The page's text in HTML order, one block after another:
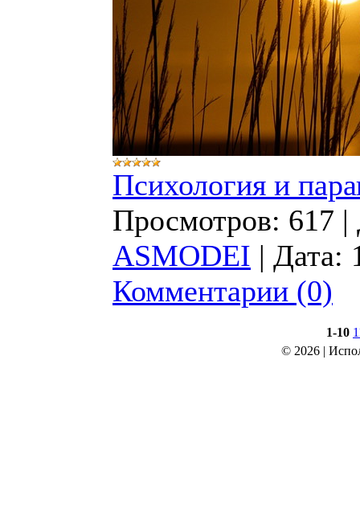
Психология и
Просмотров: 617 |
ASMODEI | Дата:
Комментарии (0)
1-10
© 2026|